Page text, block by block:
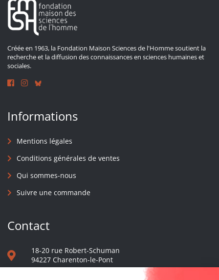
Créée en 1963, la Fondation Maison Sciences de l'Homme soutient la
recherche et la diffusion des connaissances en sciences humaines et
sociales.
Informations
Mentions légales
Conditions générales de ventes
Qui sommes-nous
Suivre une commande
Contact
18-20 rue Robert-Schuman
94227 Charenton-le-Pont